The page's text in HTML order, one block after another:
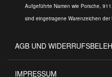
Aufgeführte Namen wie Porsche,
sind eingetragene Warenzeichen der
AGB UND
IMPRESSUM